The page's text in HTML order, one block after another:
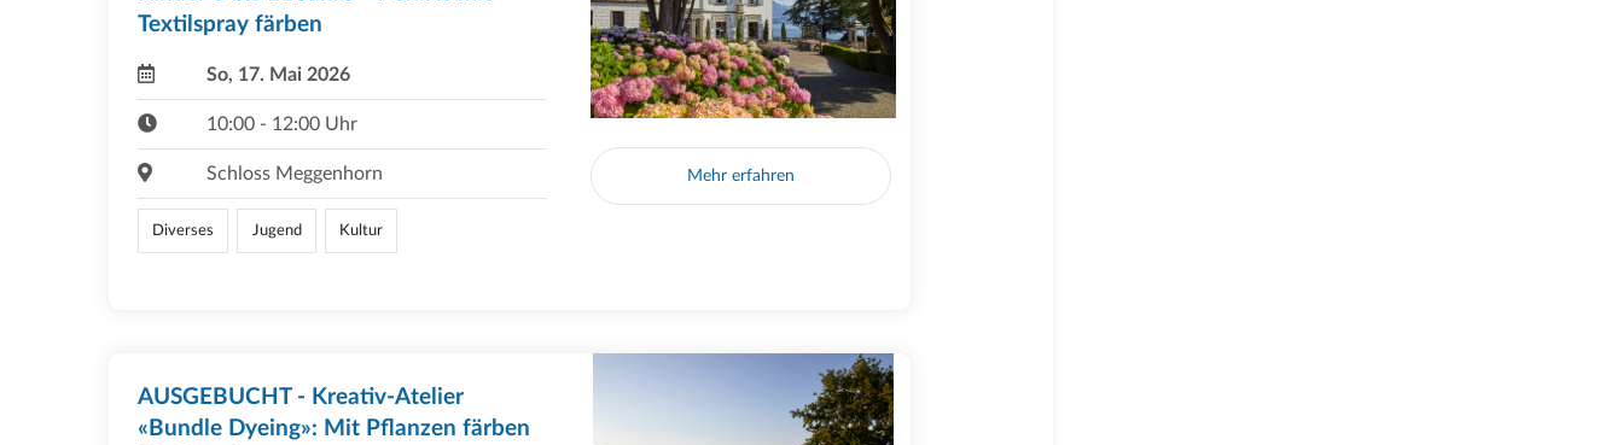
Textilspray färben
So, 17. Mai 2026
10:00 - 12:00 Uhr
Schloss Meggenhorn
Diverses Jugend Kultur
Mehr erfahren
AUSGEBUCHT - Kreativ-Atelier
«Bundle Dyeing»: Mit Pflanzen färben